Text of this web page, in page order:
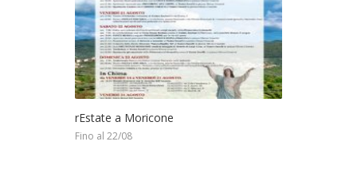
rEstate a Moricone
Fino al 22/08